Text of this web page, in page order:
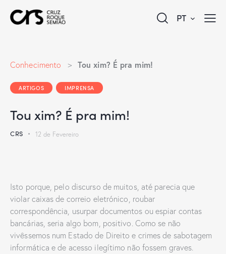
PT
Conhecimento > Tou xim? É pra mim!
ARTIGOS IMPRENSA
Tou xim? É pra mim!
CRS 12 de Fevereiro
Isto porque, pelo discurso de muitos, até parecia que
violar caixas de correio eletrónico, roubar
correspondência, usurpar documentos ou espiar contas
bancárias, seria algo bom, positivo. Como se não
vivêssemos num Estado de Direito e crimes de sabotagem
informática e de acesso ilegítimo não fossem graves.